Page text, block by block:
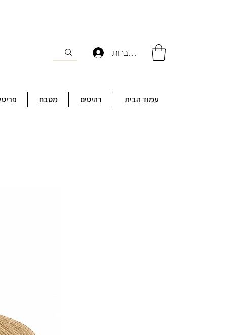
להתחברות
עמוד הבית רהיטים מטבח